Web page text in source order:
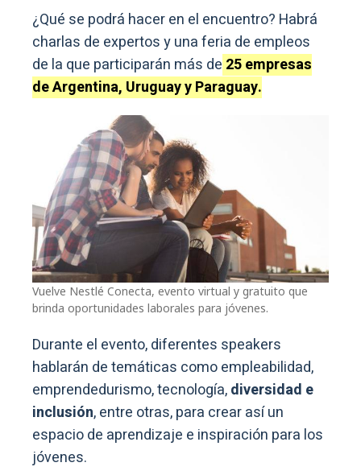
¿Qué se podrá hacer en el encuentro? Habrá
charlas de expertos y una feria de empleos
de la que participarán más de 25 empresas
de Argentina, Uruguay y Paraguay.
Vuelve Nestlé Conecta, evento virtual y gratuito que
brinda oportunidades laborales para jóvenes.
Durante el evento, diferentes speakers
hablarán de temáticas como empleabilidad,
emprendedurismo, tecnología,diversidad e
inclusión, entre otras, para crear así un
espacio de aprendizaje e inspiración para los
jóvenes.